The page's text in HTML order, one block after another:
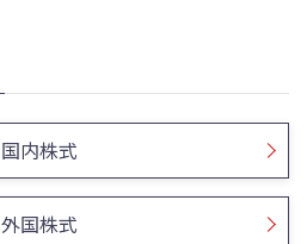
国内株式
外国株式